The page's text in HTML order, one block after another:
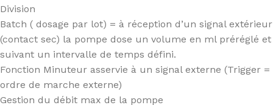
Division
Batch ( dosage par lot) = à réception d’un signal extérieur
(contact sec) la pompe dose un volume en ml préréglé et
suivant un intervalle de temps défini.
Fonction Minuteur asservie à un signal externe (Trigger =
ordre de marche externe)
Gestion du débit max de la pompe